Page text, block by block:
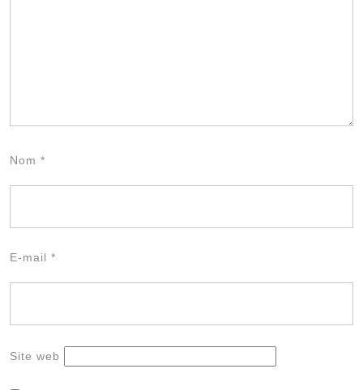
Nom *
E-mail *
Site web